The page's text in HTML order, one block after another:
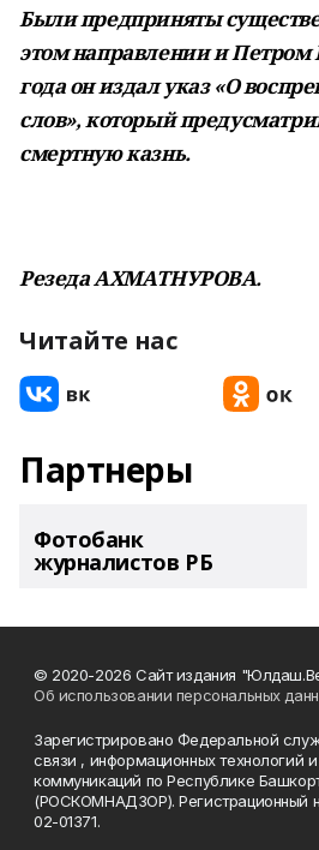
Были предпри­няты
этом направлении и Петром
года он издал указ «О
слов», который
смертную казнь.
Резеда АХМАТНУРОВА.
Читайте нас
Партнеры
Фотобанк
журналистов РБ
© 2020-2026 Сайт издания
Об использовании персональных
Зарегистрировано Федеральной
связи , информационных технологий
коммуникаций по Республике
(РОСКОМНАДЗОР). Регистрационный
02-01371.